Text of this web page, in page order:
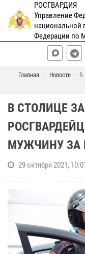
РОСГВАРДИЯ
Управление
национальной
Федерации по
Главная Новости
В
В СТОЛИЦЕ
МУЖЧИНУ ЗА
29 октября 2021,